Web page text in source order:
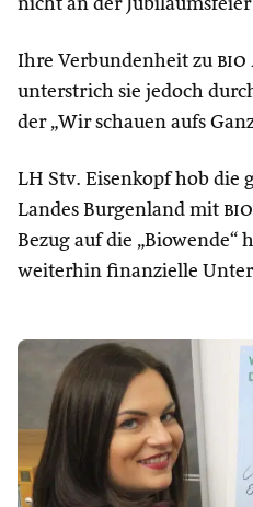
nicht an der
Ihre Verbundenheit zu bio
unterstrich sie jedoch
der „Wir schauen aufs
LH Stv. Eisenkopf hob die
Landes Burgenland mit
Bezug auf die „Biowende“
weiterhin finanzielle